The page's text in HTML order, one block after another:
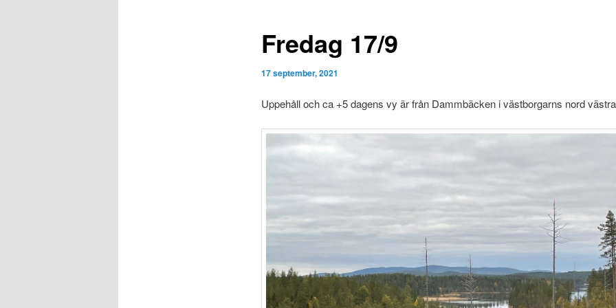
Fredag 17/9
17 september, 2021
Uppehåll och ca +5 dagens vy är från Dammbäcken i västborgarns nord